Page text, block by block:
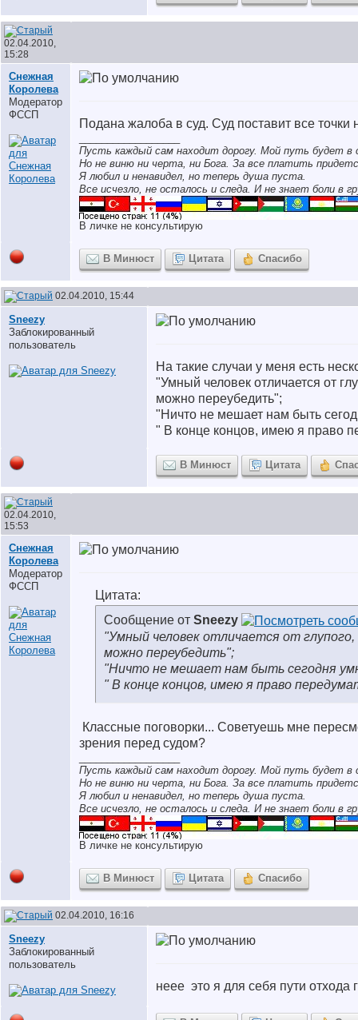
02.04.2010,
15:28
Снежная
Королева
Модератор
ФССП
Подана жалоба в суд. Суд поставит все точки
Пусть каждый сам находит дорогу. Мой путь будет в
Но не виню ни черта, ни Бога. За все платить
Я любил и ненавидел, но теперь душа пуста.
Все исчезло, не осталось и следа. И не знает боли в
В личке не консультирую
В Минюст Цитата Спасибо
02.04.2010, 15:44
Sneezy
Заблокированный
пользователь
На такие случаи у меня есть
"Умный человек отличается от
можно переубедить";
"Ничто не мешает нам быть
" В конце концов, имею я право
В Минюст Цитата
02.04.2010,
15:53
Снежная
Королева
Модератор
ФССП
Цитата:
Сообщение от Sneezy
"Умный человек отличается от
можно переубедить";
"Ничто не мешает нам быть сегодня
" В конце концов, имею я право
Классные поговорки... Советуешь мне
зрения перед судом?
Пусть каждый сам находит дорогу. Мой путь будет в
Но не виню ни черта, ни Бога. За все платить
Я любил и ненавидел, но теперь душа пуста.
Все исчезло, не осталось и следа. И не знает боли в
В личке не консультирую
В Минюст Цитата Спасибо
02.04.2010, 16:16
Sneezy
Заблокированный
пользователь
неее это я для себя пути отхода